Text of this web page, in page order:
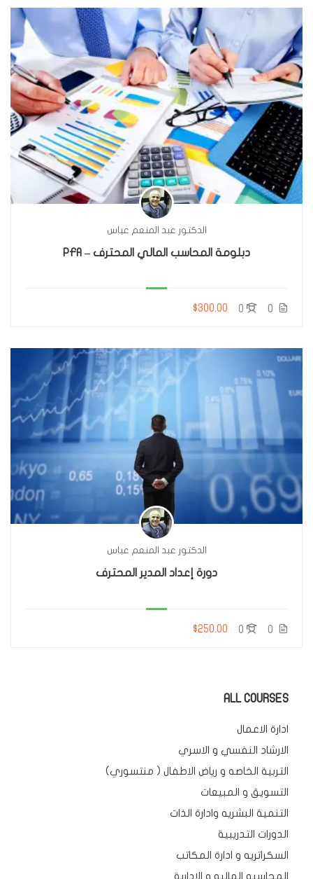
الدكتور عبد المنعم عباس
دبلومة المحاسب المالي المحترف – PFA
0
0
$300.00
الدكتور عبد المنعم عباس
دورة إعداد المدير المحترف
0
0
$250.00
ALL COURSES
ادارة الاعمال
الارشاد النفسي و الاسري
التربية الخاصه و رياض الاطفال ( منتسوري)
التسويق و المبيعات
التنمية البشريه وادارة الذات
الدورات التدريبية
السكراتريه و ادارة المكاتب
المحاسبه الماليه و الادارية